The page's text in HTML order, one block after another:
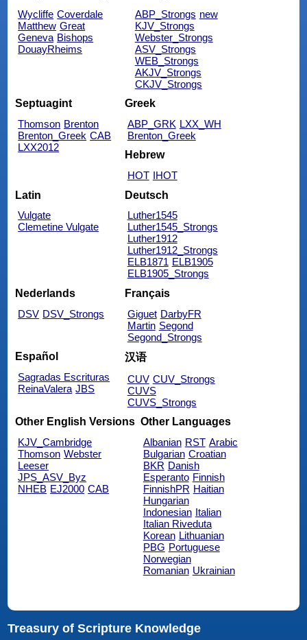
Wycliffe Coverdale
Matthew Great
Geneva Bishops
DouayRheims
ABP_Strongs new
KJV_Strongs
Webster_Strongs
ASV_Strongs
WEB_Strongs
AKJV_Strongs
CKJV_Strongs
Septuagint
Thomson Brenton
Brenton_Greek CAB
LXX2012
Greek
ABP_GRK LXX_WH
Brenton_Greek
Hebrew
HOT IHOT
Latin
Vulgate
Clemetine Vulgate
Deutsch
Luther1545
Luther1545_Strongs
Luther1912
Luther1912_Strongs
ELB1871 ELB1905
ELB1905_Strongs
Nederlands
DSV DSV_Strongs
Français
Giguet DarbyFR
Martin Segond
Segond_Strongs
Español
Sagradas Escrituras
ReinaValera JBS
汉语
CUV CUV_Strongs
CUVS
CUVS_Strongs
Other English Versions
KJV_Cambridge
Thomson Webster
Leeser
JPS_ASV_Byz
NHEB EJ2000 CAB
Other Languages
Albanian RST Arabic
Bulgarian Croatian
BKR Danish
Esperanto Finnish
FinnishPR Haitian
Hungarian
Indonesian Italian
Italian Riveduta
Korean Lithuanian
PBG Portuguese
Norwegian
Romanian Ukrainian
Treasury of Scripture Knowledge